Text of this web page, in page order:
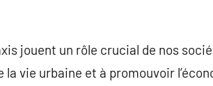
jouent un rôle crucial de nos
la vie urbaine et à promouvoir